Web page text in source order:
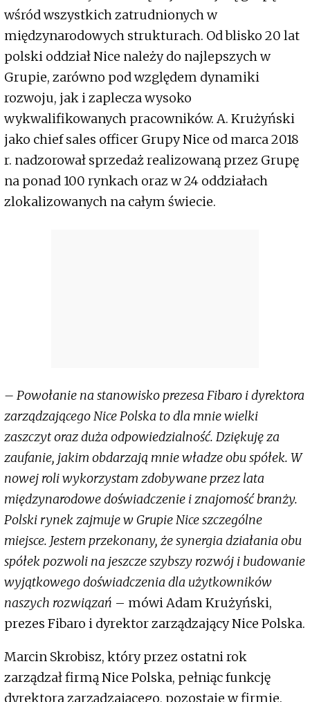
wśród wszystkich zatrudnionych w
międzynarodowych strukturach. Od blisko 20 lat
polski oddział Nice należy do najlepszych w
Grupie, zarówno pod względem dynamiki
rozwoju, jak i zaplecza wysoko
wykwalifikowanych pracowników. A. Krużyński
jako chief sales officer Grupy Nice od marca 2018
r. nadzorował sprzedaż realizowaną przez Grupę
na ponad 100 rynkach oraz w 24 oddziałach
zlokalizowanych na całym świecie.
– Powołanie na stanowisko prezesa Fibaro i dyrektora
zarządzającego Nice Polska to dla mnie wielki
zaszczyt oraz duża odpowiedzialność. Dziękuję za
zaufanie, jakim obdarzają mnie władze obu spółek. W
nowej roli wykorzystam zdobywane przez lata
międzynarodowe doświadczenie i znajomość branży.
Polski rynek zajmuje w Grupie Nice szczególne
miejsce. Jestem przekonany, że synergia działania obu
spółek pozwoli na jeszcze szybszy rozwój i budowanie
wyjątkowego doświadczenia dla użytkowników
naszych rozwiązań – mówi Adam Krużyński,
prezes Fibaro i dyrektor zarządzający Nice Polska.
Marcin Skrobisz, który przez ostatni rok
zarządzał firmą Nice Polska, pełniąc funkcję
dyrektora zarządzającego, pozostaje w firmie.